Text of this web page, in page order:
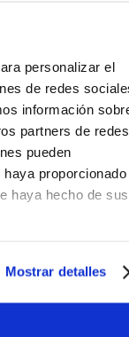
personalizar el
de redes
información
partners de redes
pueden
proporcionado
haya hecho de sus
Mostrar detalles
afinación Vic